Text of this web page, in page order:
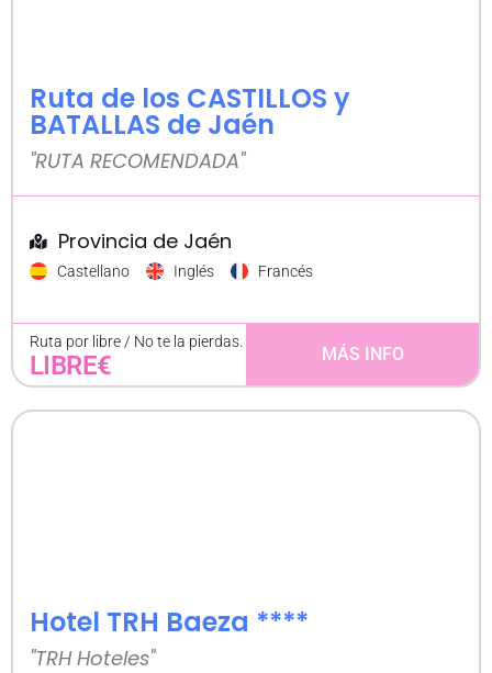
Ruta de los CASTILLOS y
BATALLAS de Jaén
"RUTA RECOMENDADA"
Provincia de Jaén
Castellano Inglés Francés
Ruta por libre / No te la pierdas.
LIBRE€ MÁS INFO
Hotel TRH Baeza ****
"TRH Hoteles"